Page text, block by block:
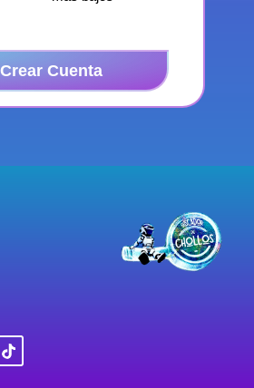
Crear Cuenta